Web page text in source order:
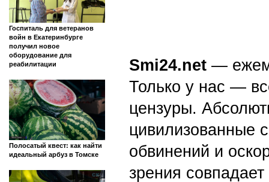
Госпиталь для ветеранов
войн в Екатеринбурге
получил новое
оборудование для
реабилитации
Полосатый квест: как найти
идеальный арбуз в Томске
Smi24.net —
Только у нас —
цензуры.
цивилизованные
обвинений и
зрения